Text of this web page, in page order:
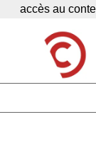
Panneau de gestion
accès au